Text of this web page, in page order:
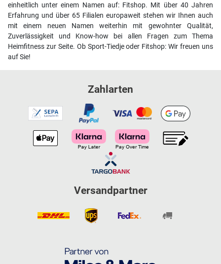
einheitlich unter einem Namen auf: Fitshop. Mit über 40 Jahren
Erfahrung und über 65 Filialen europaweit stehen wir Ihnen auch
mit einem neuen Namen weiterhin mit gewohnter Qualität,
Zuverlässigkeit und Know-how bei allen Fragen zum Thema
Heimfitness zur Seite. Ob Sport-Tiedje oder Fitshop: Wir freuen uns
auf Sie!
Zahlarten
Versandpartner